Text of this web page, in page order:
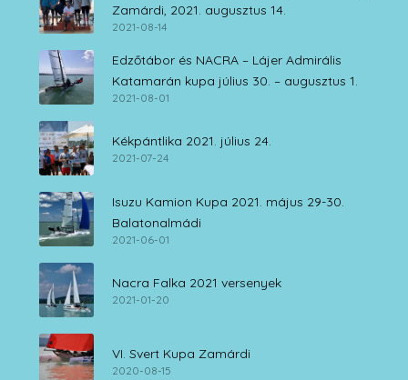
Zamárdi, 2021. augusztus 14.
2021-08-14
Edzőtábor és NACRA – Lájer Admirális
Katamarán kupa július 30. – augusztus 1.
2021-08-01
Kékpántlika 2021. július 24.
2021-07-24
Isuzu Kamion Kupa 2021. május 29-30.
Balatonalmádi
2021-06-01
Nacra Falka 2021 versenyek
2021-01-20
VI. Svert Kupa Zamárdi
2020-08-15